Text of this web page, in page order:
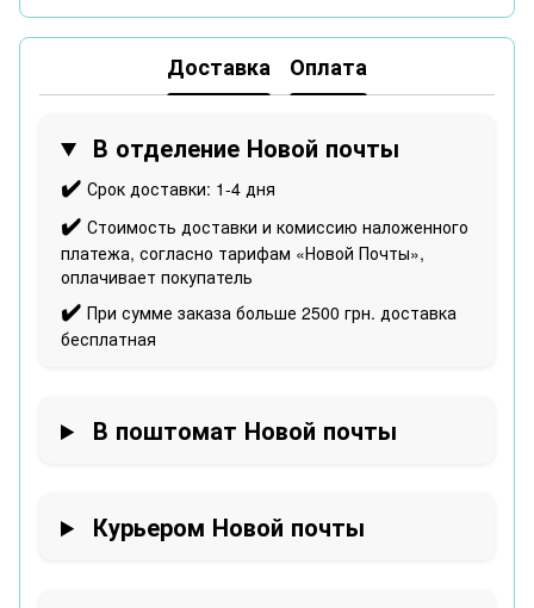
Доставка Оплата
В отделение Новой почты
✔️ Срок доставки: 1-4 дня
✔️ Стоимость доставки и комиссию наложенного
платежа, согласно тарифам «Новой Почты»,
оплачивает покупатель
✔️ При сумме заказа больше 2500 грн. доставка
бесплатная
В поштомат Новой почты
Курьером Новой почты